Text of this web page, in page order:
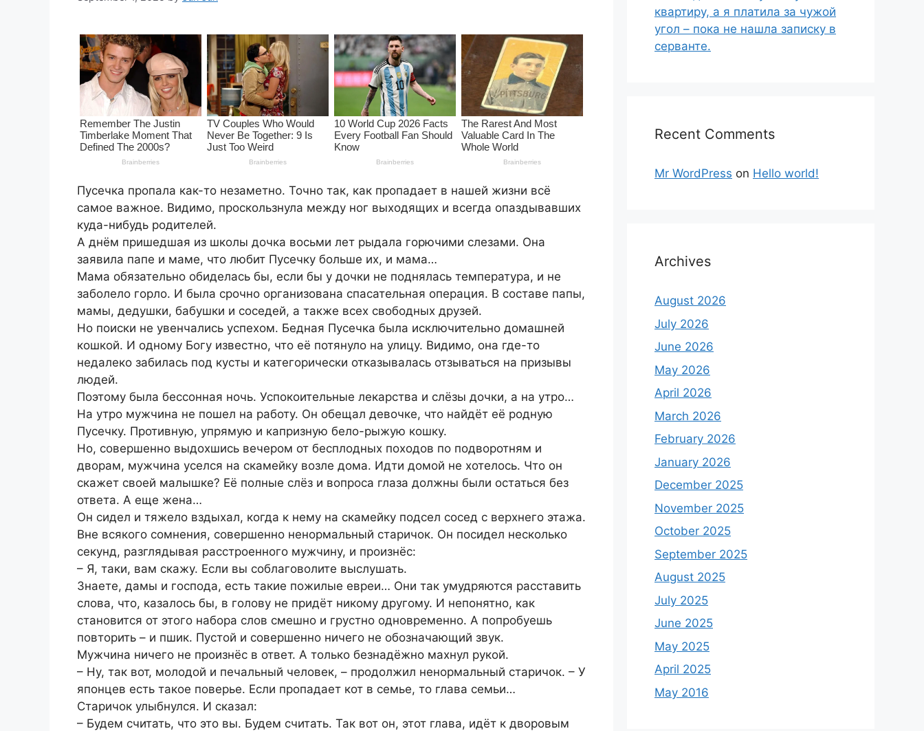
Пусечка пропала как-то незаметно. Точно так, как пропадает в нашей жизни всё
самое важное. Видимо, проскользнула между ног выходящих и всегда опаздывавших
куда-нибудь родителей.
А днём пришедшая из школы дочка восьми лет рыдала горючими слезами. Она
заявила папе и маме, что любит Пусечку больше их, и мама…
Мама обязательно обиделась бы, если бы у дочки не поднялась температура, и не
заболело горло. И была срочно организована спасательная операция. В составе папы,
мамы, дедушки, бабушки и соседей, а также всех свободных друзей.
Но поиски не увенчались успехом. Бедная Пусечка была исключительно домашней
кошкой. И одному Богу известно, что её потянуло на улицу. Видимо, она где-то
недалеко забилась под кусты и категорически отказывалась отзываться на призывы
людей.
Поэтому была бессонная ночь. Успокоительные лекарства и слёзы дочки, а на утро…
На утро мужчина не пошел на работу. Он обещал девочке, что найдёт её родную
Пусечку. Противную, упрямую и капризную бело-рыжую кошку.
Но, совершенно выдохшись вечером от бесплодных походов по подворотням и
дворам, мужчина уселся на скамейку возле дома. Идти домой не хотелось. Что он
скажет своей малышке? Её полные слёз и вопроса глаза должны были остаться без
ответа. А еще жена…
Он сидел и тяжело вздыхал, когда к нему на скамейку подсел сосед с верхнего этажа.
Вне всякого сомнения, совершенно ненормальный старичок. Он посидел несколько
секунд, разглядывая расстроенного мужчину, и произнёс:
– Я, таки, вам скажу. Если вы соблаговолите выслушать.
Знаете, дамы и господа, есть такие пожилые евреи… Они так умудряются расставить
слова, что, казалось бы, в голову не придёт никому другому. И непонятно, как
становится от этого набора слов смешно и грустно одновременно. А попробуешь
повторить – и пшик. Пустой и совершенно ничего не обозначающий звук.
Мужчина ничего не произнёс в ответ. А только безнадёжно махнул рукой.
– Ну, так вот, молодой и печальный человек, – продолжил ненормальный старичок. – У
японцев есть такое поверье. Если пропадает кот в семье, то глава семьи…
Старичок улыбнулся. И сказал:
– Будем считать, что это вы. Будем считать. Так вот он, этот глава, идёт к дворовым
квартиру, а я платила за чужой
угол – пока не нашла записку в
серванте.
Recent Comments
Mr WordPress on Hello world!
Archives
August 2026
July 2026
June 2026
May 2026
April 2026
March 2026
February 2026
January 2026
December 2025
November 2025
October 2025
September 2025
August 2025
July 2025
June 2025
May 2025
April 2025
May 2016